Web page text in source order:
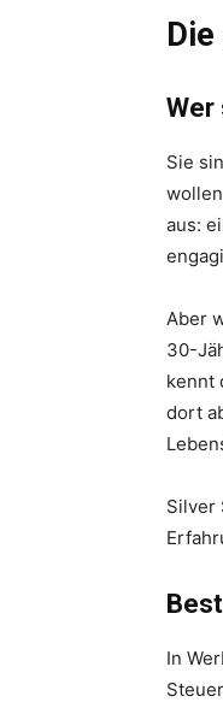
Wer
Sie
aus:
Aber
30-
kennt
dort
Silver
In